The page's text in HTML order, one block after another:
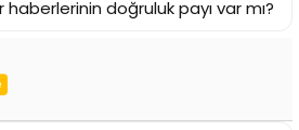
doğruluk payı var mı?